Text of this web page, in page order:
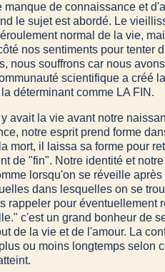
manque de connaissance et
le sujet est abordé. Le
normal de la vie,
nos sentiments pour tenter
nous souffrons car nous
scientifique a créé
déterminant comme LA FIN.
avait la vie avant notre
notre esprit prend forme
mort, il laissa sa forme pour
de "fin". Notre identité et
lorsqu'on se réveille
dans lesquelles on se
rappeler pour éventuellement
c'est un grand bonheur de
de la vie et de l'amour. La
ou moins longtemps selon